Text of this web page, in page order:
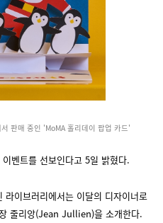
판매 중인 'MoMA 홀리데이 팝업 카드'
벤트를 선보인다고 5일 밝혔다.
이브러리에서는 이달의 디자이너로
줄리앙(Jean Jullien)을 소개한다.